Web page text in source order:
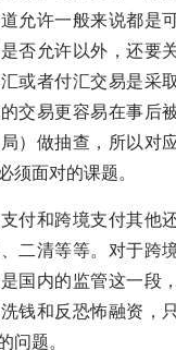
允许一般来说都是
否允许以外，还要
或者付汇交易是采
交易更容易在事后
）做抽查，所以对
须面对的课题。
付和跨境支付其他
二清等等。对于跨
国内的监管这一段
钱和反恐怖融资，
问题。